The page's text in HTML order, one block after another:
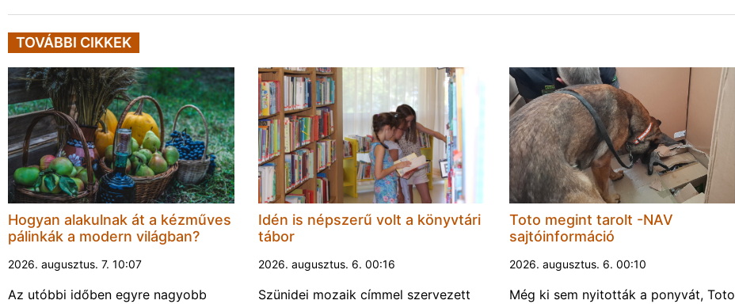
TOVÁBBI CIKKEK
Hogyan alakulnak át a kézműves
pálinkák a modern világban?
2026. augusztus. 7. 10:07
Az utóbbi időben egyre nagyobb
Idén is népszerű volt a könyvtári
tábor
2026. augusztus. 6. 00:16
Szünidei mozaik címmel szervezett
Toto megint tarolt -NAV
sajtóinformáció
2026. augusztus. 6. 00:10
Még ki sem nyitották a ponyvát, Toto